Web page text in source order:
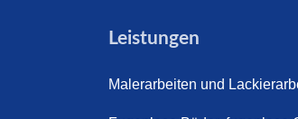
Leistungen
Malerarbeiten und